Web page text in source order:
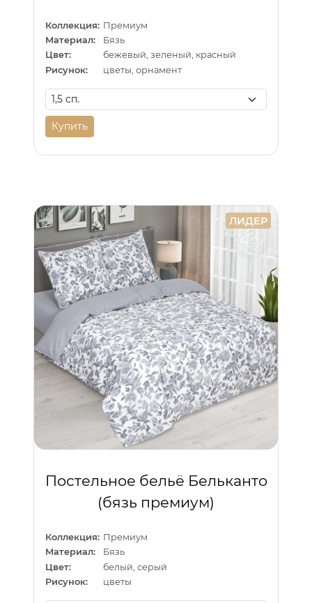
Коллекция: Премиум
Материал:
Бязь
Цвет:
бежевый, зеленый, красный
Рисунок:
цветы, орнамент
Купить
ЛИДЕР
Постельное бельё Бельканто
(бязь премиум)
Коллекция: Премиум
Материал:
Бязь
Цвет:
белый, серый
Рисунок:
цветы